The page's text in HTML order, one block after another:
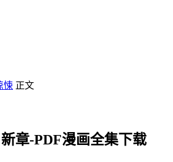
悚 正文
章-PDF漫画全集下载